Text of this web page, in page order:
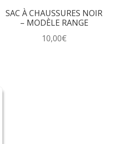
SAC À CHAUSSURES NOIR
– MODÈLE RANGE
10,00€